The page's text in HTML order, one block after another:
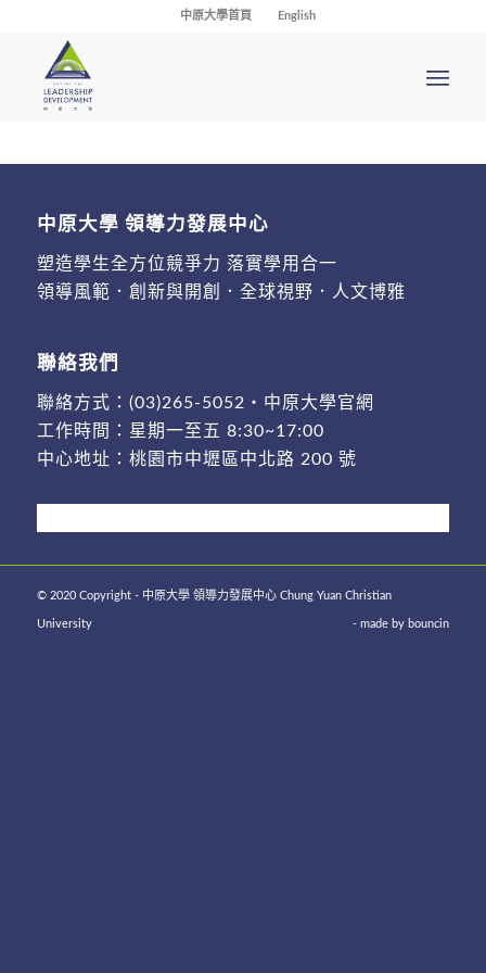
中原大學首頁 English
中原大學 領導力發展中心
塑造學生全方位競爭力 落實學用合一
領導風範．創新與開創．全球視野．人文博雅
聯絡我們
聯絡方式： (03)265-5052 ・ 中原大學官網
工作時間：星期一至五 8:30~17:00
中心地址： 桃園市中壢區中北路 200 號
© 2020 Copyright - 中原大學 領導力發展中心 Chung Yuan Christian
University - made by bouncin